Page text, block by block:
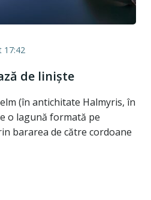
17:42
de liniște
(în antichitate Halmyris, în
o lagună formată pe
bararea de către cordoane